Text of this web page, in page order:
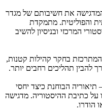
את חשיבותם של מגדר
והפוליטית. מתמקדת
המרכזי ובניסיון להשיב
בחקר קהילות קטנות,
להבין תהליכים רחבים יותר.
תיאוריה הבוחנת כיצד יחסי
על כתיבת ההיסטוריה. מדגישה
הודרו.